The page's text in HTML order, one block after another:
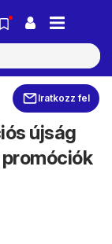
Iratkozz fel
újság